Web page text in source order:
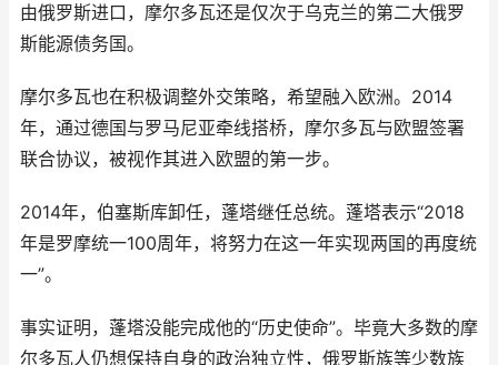
由俄罗斯进口，摩尔多瓦还是仅次于乌克兰的第二大俄罗
斯能源债务国。
摩尔多瓦也在积极调整外交策略，希望融入欧洲。2014
年，通过德国与罗马尼亚牵线搭桥，摩尔多瓦与欧盟签署
联合协议，被视作其进入欧盟的第一步。
2014年，伯塞斯库卸任，蓬塔继任总统。蓬塔表示“2018
年是罗摩统一100周年，将努力在这一年实现两国的再度统
一”。
事实证明，蓬塔没能完成他的“历史使命”。毕竟大多数的摩
尔多瓦人仍想保持自身的政治独立性，俄罗斯族等少数族